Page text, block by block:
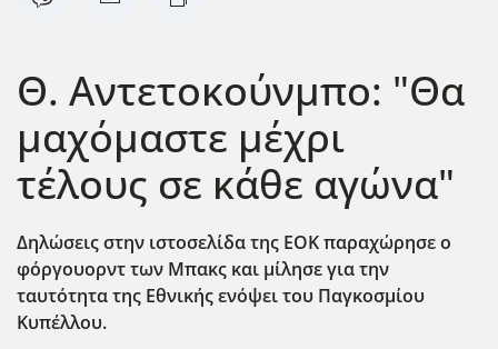
Θ. Αντετοκούνμπο: "Θα
μαχόμαστε μέχρι
τέλους σε κάθε αγώνα"
Δηλώσεις στην ιστοσελίδα της ΕΟΚ παραχώρησε ο
φόργουορντ των Μπακς και μίλησε για την
ταυτότητα της Εθνικής ενόψει του Παγκοσμίου
Κυπέλλου.